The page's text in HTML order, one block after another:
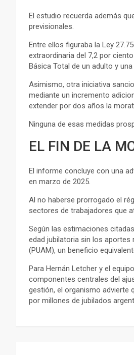
El estudio recuerda además
previsionales.
Entre ellos figuraba la Ley
extraordinaria del 7,2 por
Básica Total de un adulto y
Asimismo, otra iniciativa
mediante un incremento
extender por dos años la
Ninguna de esas medidas
EL FIN DE LA
El informe concluye con una
en marzo de 2025.
Al no haberse prorrogado el
sectores de trabajadores que
Según las estimaciones
edad jubilatoria sin los
(PUAM), un beneficio
Para Hernán Letcher y el
componentes centrales del
gestión, el organismo advierte
por millones de jubilados